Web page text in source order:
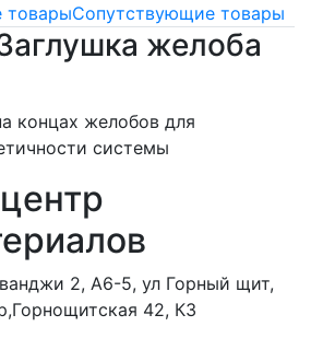
товарыСопутствующие товары
желоба
концах желобов для
системы
2, А6-5, ул Горный щит,
42, К3